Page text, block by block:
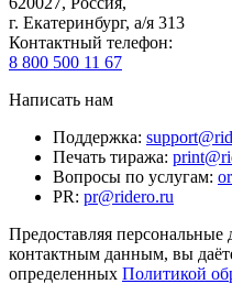
г. Екатеринбург, а/я 313
Контактный телефон:
8 800 500 11 67
Написать нам
Поддержка:
Печать тиража:
Вопросы по услугам:
PR: pr@ridero.ru
Предоставляя
контактным данным, вы
определенных Политикой